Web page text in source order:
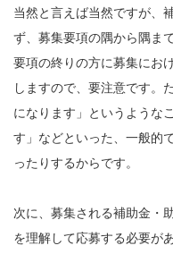
当然と言えば当然ですが、
ず、募集要項の隅から隅ま
要項の終りの方に募集にお
しますので、要注意です。
になります」というような
す」などといった、一般的
ったりするからです。
次に、募集される補助金・
を理解して応募する必要が